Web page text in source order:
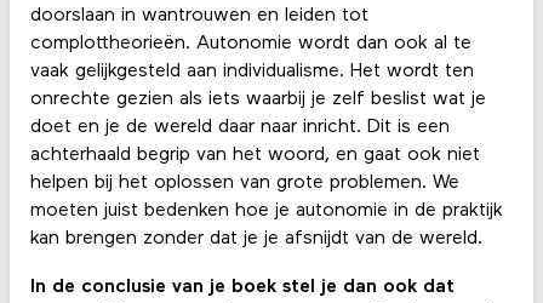
doorslaan in wantrouwen en leiden tot
complottheorieën. Autonomie wordt dan ook al te
vaak gelijkgesteld aan individualisme. Het wordt ten
onrechte gezien als iets waarbij je zelf beslist wat je
doet en je de wereld daar naar inricht. Dit is een
achterhaald begrip van het woord, en gaat ook niet
helpen bij het oplossen van grote problemen. We
moeten juist bedenken hoe je autonomie in de praktijk
kan brengen zonder dat je je afsnijdt van de wereld.
In de conclusie van je boek stel je dan ook dat